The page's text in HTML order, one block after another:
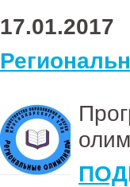
17.01.2017